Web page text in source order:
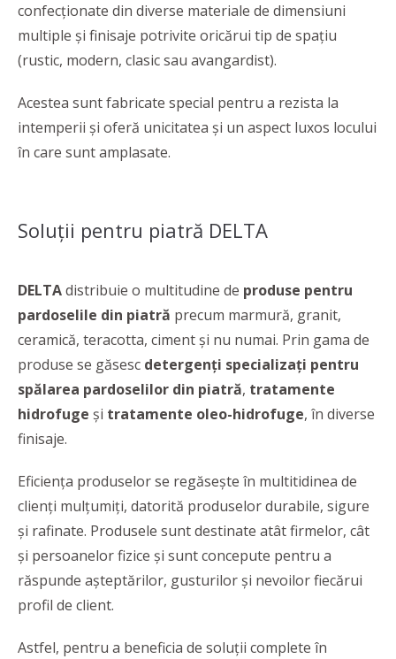
confecționate din diverse materiale de dimensiuni
multiple și finisaje potrivite oricărui tip de spațiu
(rustic, modern, clasic sau avangardist).
Acestea sunt fabricate special pentru a rezista la
intemperii și oferă unicitatea şi un aspect luxos locului
în care sunt amplasate.
Soluţii pentru piatră DELTA
DELTAdistribuie o multitudine de produse pentru
pardoselile din piatră precum marmură, granit,
ceramică, teracotta, ciment şi nu numai. Prin gama de
produse se găsesc detergenţi specializaţi pentru
spălarea pardoselilor din piatră, tratamente
hidrofuge şi tratamente oleo-hidrofuge, în diverse
finisaje.
Eficienţa produselor se regăsește în multitidinea de
clienţi mulţumiţi, datorită produselor durabile, sigure
şi rafinate. Produsele sunt destinate atât firmelor, cât
și persoanelor fizice și sunt concepute pentru a
răspunde așteptărilor, gusturilor și nevoilor fiecărui
profil de client.
Astfel, pentru a beneficia de soluţii complete în